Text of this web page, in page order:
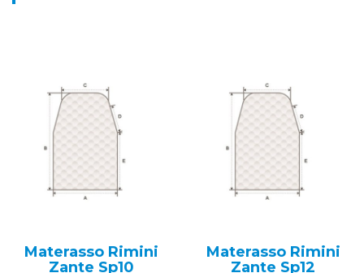
Materasso Rimini
Zante Sp10
Materasso Rimini
Zante Sp12